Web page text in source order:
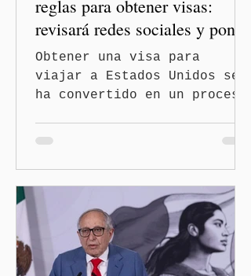
reglas para obtener visas:
revisará redes sociales y pone
freno al Turismo de
Nacimiento
Obtener una visa para
viajar a Estados Unidos se
ha convertido en un proceso
Estado amplió la revisión
de la presencia digital de
los solicitantes, mientras
Washington busca cerrar el
paso al llamado “turismo de
nacimiento” y reforzar los